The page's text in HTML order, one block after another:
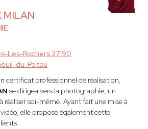
MILAN
Les-Rochers 37190
du-Poitou
certificat professionnel de réalisation,
se dirigea vers la photographie, un
réaliser soi-même. Ayant fait une mise à
elle propose également cette